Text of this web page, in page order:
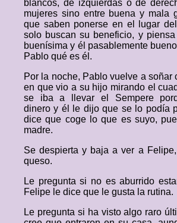
blancos, de izquierdas o de
mujeres sino entre buena y mala
que saben ponerse en el lugar
solo buscan su beneficio, y
buenísima y él pasablemente
Pablo qué es él.
Por la noche, Pablo vuelve a soñar
en que vio a su hijo mirando el
se iba a llevar el Sempere
dinero y él le dijo que se lo podía
dice que coge lo que es suyo,
madre.
Se despierta y baja a ver a
queso.
Le pregunta si no es aburrido
Felipe le dice que le gusta la rutina.
Le pregunta si ha visto algo raro